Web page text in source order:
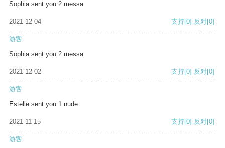
Sophia sent you 2 messa
2021-12-04 支持[0] 反对[0]
游客
Sophia sent you 2 messa
2021-12-02 支持[0] 反对[0]
游客
Estelle sent you 1 nude
2021-11-15 支持[0] 反对[0]
游客